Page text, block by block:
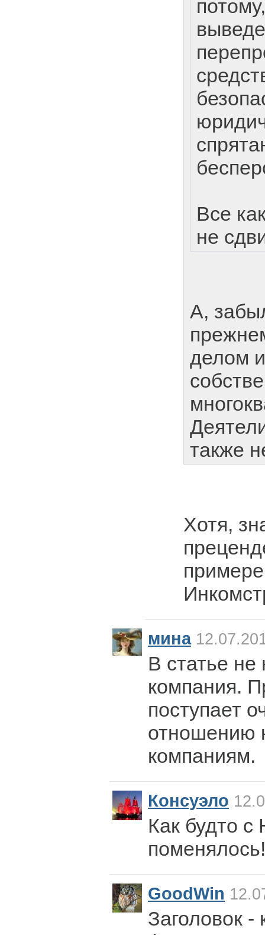
Все
не
А,
делом
также
Хотя,
мина
В статье не
компания.
поступает
отношению
компаниям.
Консуэло
Как будто с
поменялось!
GoodWin
Заголовок -